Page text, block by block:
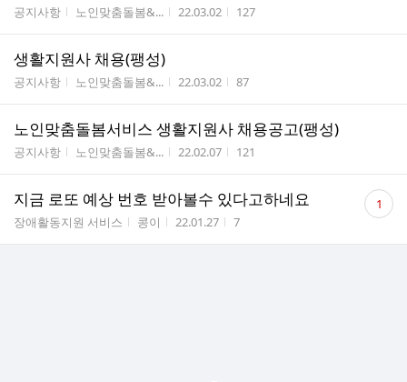
게시판명
공지사항 작성자
노인맞춤돌봄&... 작성시간
22.03.02 조회수
127
생활지원사 채용(팽성)
게시판명
공지사항 작성자
노인맞춤돌봄&... 작성시간
22.03.02 조회수
87
노인맞춤돌봄서비스 생활지원사 채용공고(팽성)
게시판명
공지사항 작성자
노인맞춤돌봄&... 작성시간
22.02.07 조회수
121
지금 로또 예상 번호 받아볼수 있다고하네요
게시판명
장애활동지원 서비스 작성자
콩이 작성시간
22.01.27 조회수
7
댓
글 1